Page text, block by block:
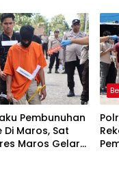
bagi Pelayan
Pembunuhan
Di Maros, Sat
Maros Gelar